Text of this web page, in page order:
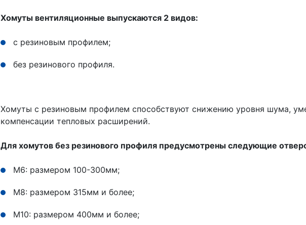
Хомуты вентиляционные выпускаются 2 видов:
с резиновым профилем;
без резинового профиля.
Хомуты с резиновым профилем способствуют снижению уровня шума,
компенсации тепловых расширений.
Для хомутов без резинового профиля предусмотрены следующие
М6: размером 100-300мм;
М8: размером 315мм и более;
М10: размером 400мм и более;